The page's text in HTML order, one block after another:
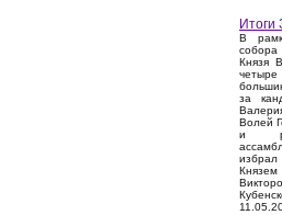
Итоги
В
собора
Князя
за
Волей
и